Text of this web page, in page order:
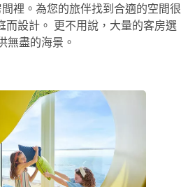
裡。為您的旅伴找到合適的空間很
而設計。 更不用說，大量的客房選
無盡的海景。